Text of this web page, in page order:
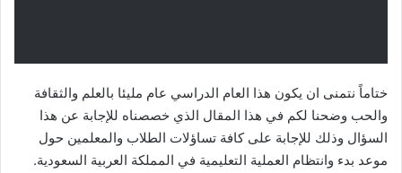
ختاماً نتمنى ان يكون هذا العام الدراسي عام مليئا بالعلم والثقافة
والحب وضحنا لكم في هذا المقال الذي خصصناه للإجابة عن هذا
السؤال وذلك للإجابة على كافة تساؤلات الطلاب والمعلمين حول
موعد بدء وانتظام العملية التعليمية في المملكة العربية السعودية.